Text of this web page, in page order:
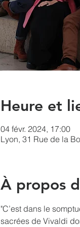
Heure et
04 févr. 2024, 17:00
Lyon, 31 Rue de la
À propos
"C’est dans le
sacrées de Vivaldi